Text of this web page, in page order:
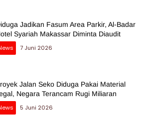
Jadikan Fasum Area Parkir, Al-Badar
Syariah Makassar Diminta Diaudit
7 Juni 2026
Jalan Seko Diduga Pakai Material
Negara Terancam Rugi Miliaran
5 Juni 2026